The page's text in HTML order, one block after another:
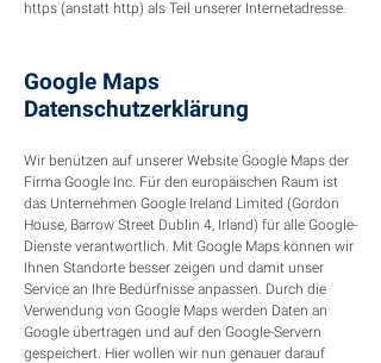
https (anstatt http) als Teil unserer Internetadresse.
Google Maps
Datenschutzerklärung
Wir benützen auf unserer Website Google Maps der
Firma Google Inc. Für den europäischen Raum ist
das Unternehmen Google Ireland Limited (Gordon
House, Barrow Street Dublin 4, Irland) für alle Google-
Dienste verantwortlich. Mit Google Maps können wir
Ihnen Standorte besser zeigen und damit unser
Service an Ihre Bedürfnisse anpassen. Durch die
Verwendung von Google Maps werden Daten an
Google übertragen und auf den Google-Servern
gespeichert. Hier wollen wir nun genauer darauf